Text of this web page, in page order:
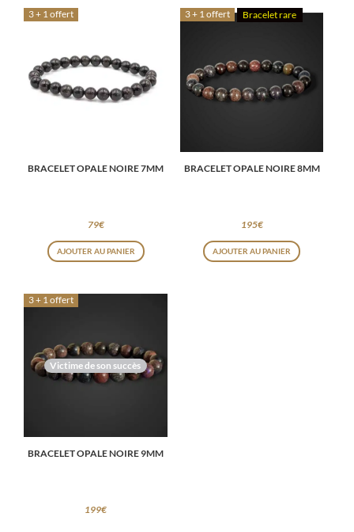
3 + 1 offert
BRACELET OPALE NOIRE 7MM
79€
AJOUTER AU PANIER
3 + 1 offert Bracelet rare
BRACELET OPALE NOIRE 8MM
195€
AJOUTER AU PANIER
Victime de son succès
3 + 1 offert
BRACELET OPALE NOIRE 9MM
199€